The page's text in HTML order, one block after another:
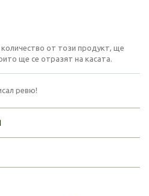
от този продукт, ще
ще се отразят на касата.
ревю!